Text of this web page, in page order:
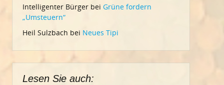
Intelligenter Bürger bei Grüne fordern
„Umsteuern“
Heil Sulzbach bei Neues Tipi
Lesen Sie auch: